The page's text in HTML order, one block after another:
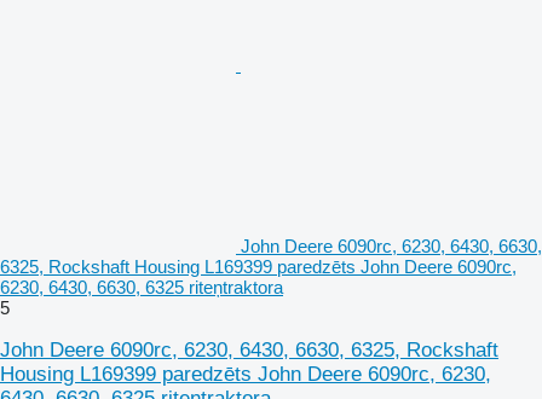
John Deere 6090rc, 6230, 6430, 6630,
6325, Rockshaft Housing L169399 paredzēts John Deere 6090rc,
6230, 6430, 6630, 6325 riteņtraktora
5
John Deere 6090rc, 6230, 6430, 6630, 6325, Rockshaft
Housing L169399 paredzēts John Deere 6090rc, 6230,